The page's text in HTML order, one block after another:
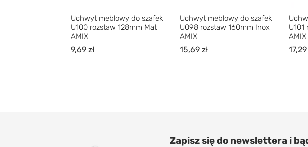
Uchwyt meblowy do szafek
U100 rozstaw 128mm Mat
AMIX
9,69 zł
Uchwyt meblowy do szafek
U098 rozstaw 160mm Inox
AMIX
15,69 zł
AMIX
17,29
Zapisz się do newslettera i